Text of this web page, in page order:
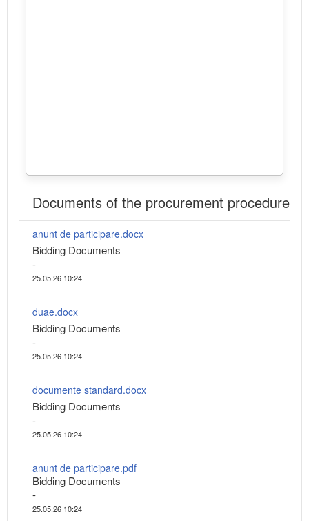
Documents of the procurement procedure
anunt de participare.docx
Bidding Documents
-
25.05.26 10:24
duae.docx
Bidding Documents
-
25.05.26 10:24
documente standard.docx
Bidding Documents
-
25.05.26 10:24
anunt de participare.pdf
Bidding Documents
-
25.05.26 10:24